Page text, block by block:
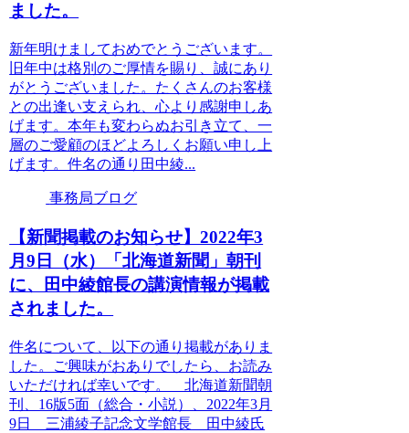
ました。
新年明けましておめでとうございます。
旧年中は格別のご厚情を賜り、誠にあり
がとうございました。たくさんのお客様
との出逢い支えられ、心より感謝申しあ
げます。本年も変わらぬお引き立て、一
層のご愛顧のほどよろしくお願い申し上
げます。件名の通り田中綾...
事務局ブログ
【新聞掲載のお知らせ】2022年3
月9日（水）「北海道新聞」朝刊
に、田中綾館長の講演情報が掲載
されました。
件名について、以下の通り掲載がありま
した。ご興味がおありでしたら、お読み
いただければ幸いです。 北海道新聞朝
刊、16版5面（総合・小説）、2022年3月
9日 三浦綾子記念文学館長 田中綾氏